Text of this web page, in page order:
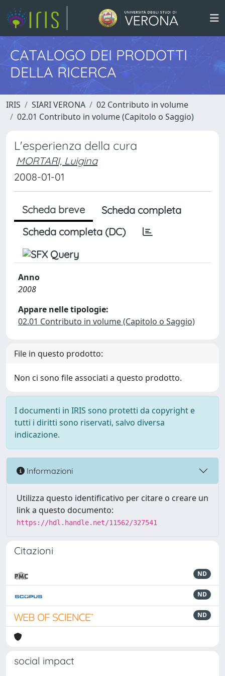
CATALOGO DEI PRODOTTI
DELLA RICERCA
IRIS SIARI VERONA
02 Contributo in volume
02.01 Contributo in volume (Capitolo o Saggio)
L'esperienza della cura
MORTARI, Luigina
2008-01-01
Scheda breve
Scheda completa
Scheda completa (DC)
Anno
2008
Appare nelle tipologie:
02.01 Contributo in volume (Capitolo o Saggio)
File in questo prodotto:
Non ci sono file associati a questo prodotto.
I documenti in IRIS sono protetti da copyright e
tutti i diritti sono riservati, salvo diversa
indicazione.
Informazioni
Utilizza questo identificativo per citare o creare un
link a questo documento:
https://hdl.handle.net/11562/327541
Citazioni
ND
ND
ND
social impact